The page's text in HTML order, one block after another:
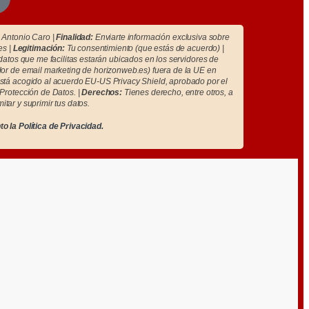
Caro |Finalidad: Enviarte información exclusiva sobre
| Legitimación:Tu consentimiento (que estás de acuerdo) |
que me facilitas estarán ubicados en los servidores de
de email marketing de horizonweb.es) fuera de la UE en
acogido al acuerdo EU-US Privacy Shield, aprobado por el
de Datos. |Derechos: Tienes derecho, entre otros, a
y suprimir tus datos.
la Política de Privacidad.